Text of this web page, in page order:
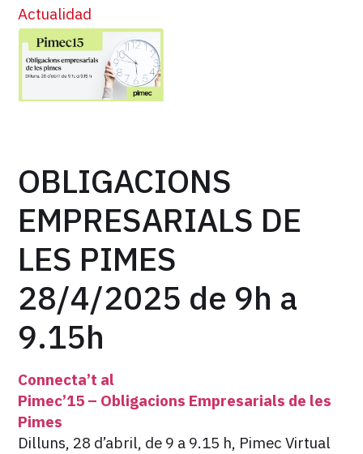
Actualidad
OBLIGACIONS
EMPRESARIALS DE
LES PIMES
28/4/2025 de 9h a
9.15h
Connecta’t al
Pimec’15 – Obligacions Empresarials de les
Pimes
Dilluns, 28 d’abril, de 9 a 9.15 h, Pimec Virtual